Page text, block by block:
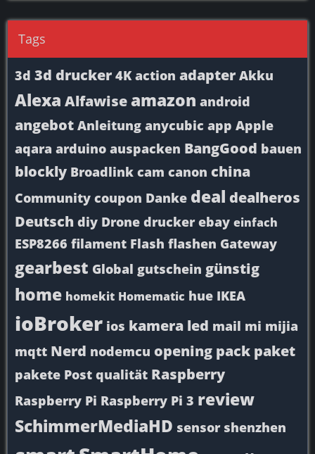
Tags
3d 3d drucker 4K action adapter Akku
Alexa Alfawiseamazon android
angebot Anleitung anycubic app Apple
aqara arduino auspacken BangGood bauen
blockly Broadlink cam canon china
Community coupon Danke deal dealheros
Deutsch diy Drone drucker ebay einfach
ESP8266 filament Flash flashen Gateway
gearbest Global gutschein günstig
home homekit Homematic hue IKEA
ioBroker ios kamera led mail mi mijia
mqtt Nerd nodemcu opening pack paket
pakete Post qualität Raspberry
Raspberry Pi Raspberry Pi 3 review
SchimmerMediaHD sensor shenzhen